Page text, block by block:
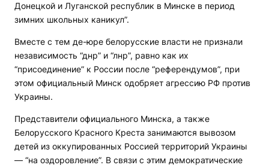
Донецкой и Луганской республик в Минске в период
зимних школьных каникул”.
Вместе с тем де-юре белорусские власти не признали
независимость “днр” и “лнр”, равно как их
“присоединение” к России после “референдумов”, при
этом официальный Минск одобряет агрессию РФ против
Украины.
Представители официального Минска, а также
Белорусского Красного Креста занимаются вывозом
детей из оккупированных Россией территорий Украины
— “на оздоровление”. В связи с этим демократические